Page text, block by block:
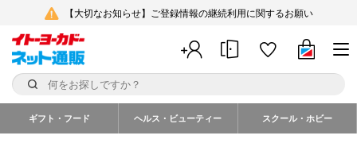
【大切なお知らせ】ご登録情報の継続利用に関するお願い
ギフト・フード ヘルス・ビューティー スクール・ホビー